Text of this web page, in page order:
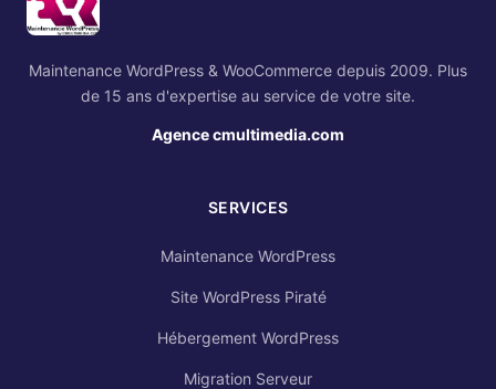
Maintenance WordPress & WooCommerce depuis 2009. Plus
de 15 ans d'expertise au service de votre site.
Agence cmultimedia.com
SERVICES
Maintenance WordPress
Site WordPress Piraté
Hébergement WordPress
Migration Serveur